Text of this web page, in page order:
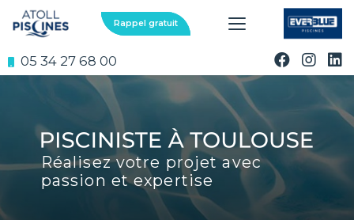
au
contenu
05 34 27 68 00
Rappel gratuit
Réalisez votre projet avec
passion et expertise